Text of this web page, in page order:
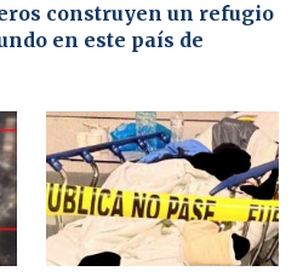
construyen un refugio
en este país de